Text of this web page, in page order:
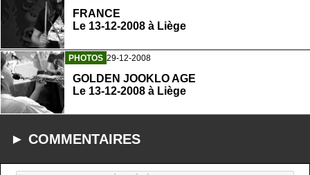
FRANCE
Le 13-12-2008 à Liège
PHOTOS 29-12-2008
GOLDEN JOOKLO AGE
Le 13-12-2008 à Liège
► COMMENTAIRES